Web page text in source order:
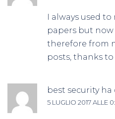
I always used
papers but now
therefore from
posts, thanks to
best security ha
5 LUGLIO 2017 ALLE